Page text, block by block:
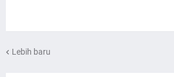
Lebih baru